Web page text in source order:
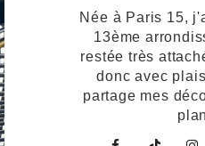
Née à Paris 15,
13ème
restée très
donc avec
partage mes